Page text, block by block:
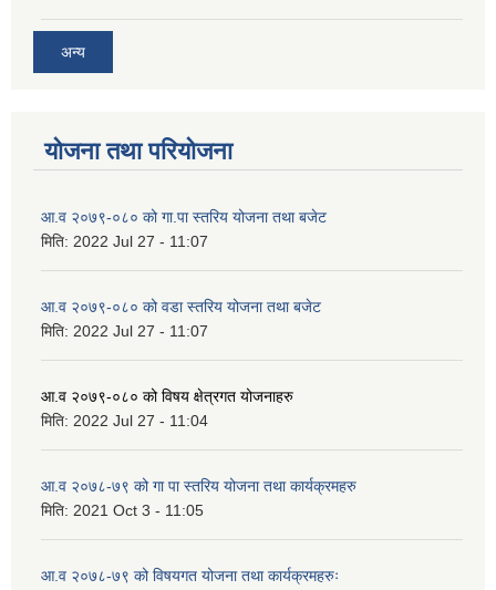
अन्य
योजना तथा परियोजना
आ.व २०७९-०८० को गा.पा स्तरिय योजना तथा बजेट
मिति: 2022 Jul 27 - 11:07
आ.व २०७९-०८० को वडा स्तरिय योजना तथा बजेट
मिति: 2022 Jul 27 - 11:07
आ.व २०७९-०८० को विषय क्षेत्रगत योजनाहरु
मिति: 2022 Jul 27 - 11:04
आ.व २०७८-७९ को गा पा स्तरिय योजना तथा कार्यक्रमहरु
मिति: 2021 Oct 3 - 11:05
आ.व २०७८-७९ को विषयगत योजना तथा कार्यक्रमहरुः